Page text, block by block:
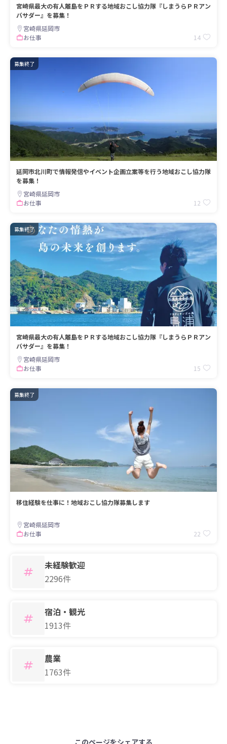
宮崎県最大の有人離島をＰＲする地域おこし協力隊『しまうらＰＲアン
バサダー』を募集！
宮崎県延岡市
お仕事
14
募集終了
延岡市北川町で情報発信やイベント企画立案等を行う地域おこし協力隊
を募集！
宮崎県延岡市
お仕事
12
募集終了
宮崎県最大の有人離島をＰＲする地域おこし協力隊『しまうらＰＲアン
バサダー』を募集！
宮崎県延岡市
お仕事
15
募集終了
移住経験を仕事に！地域おこし協力隊募集します
宮崎県延岡市
お仕事
22
未経験歓迎
2296件
宿泊・観光
1913件
農業
1763件
このページをシェアする